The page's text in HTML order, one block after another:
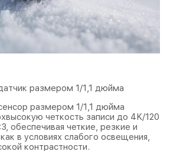
размером 1/1,1 дюйма
размером 1/1,1 дюйма
четкость записи до 4K/120
обеспечивая четкие, резкие и
в условиях слабого освещения,
контрастности.